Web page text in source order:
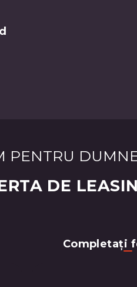
PENTRU
DE
Completați